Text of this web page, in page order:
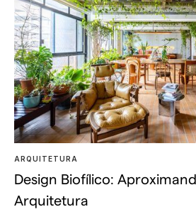
ARQUITETURA
Design Biofílico:
Arquitetura